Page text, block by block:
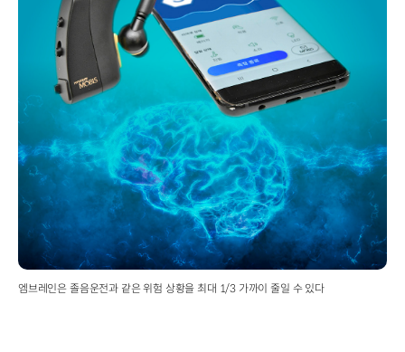
엠브레인은 졸음운전과 같은 위험 상황을 최대 1/3 가까이 줄일 수 있다